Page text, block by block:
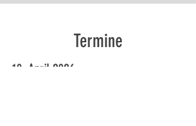
Termine
18. April 2026